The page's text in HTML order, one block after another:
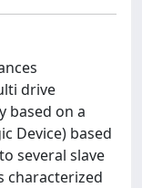
drive
based on a
Device) based
several slave
characterized